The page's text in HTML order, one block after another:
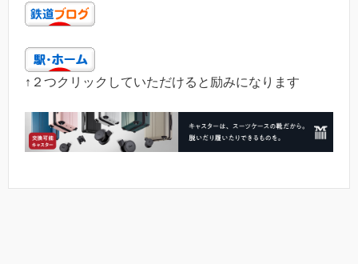
↑２つクリックしていただけると励みになります